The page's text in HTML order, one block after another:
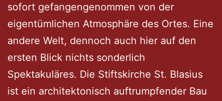
sofort gefangengenommen von der
eigentümlichen Atmosphäre des Ortes. Eine
andere Welt, dennoch auch hier auf den
ersten Blick nichts sonderlich
Spektakuläres. Die Stiftskirche St. Blasius
ist ein architektonisch auftrumpfender Bau